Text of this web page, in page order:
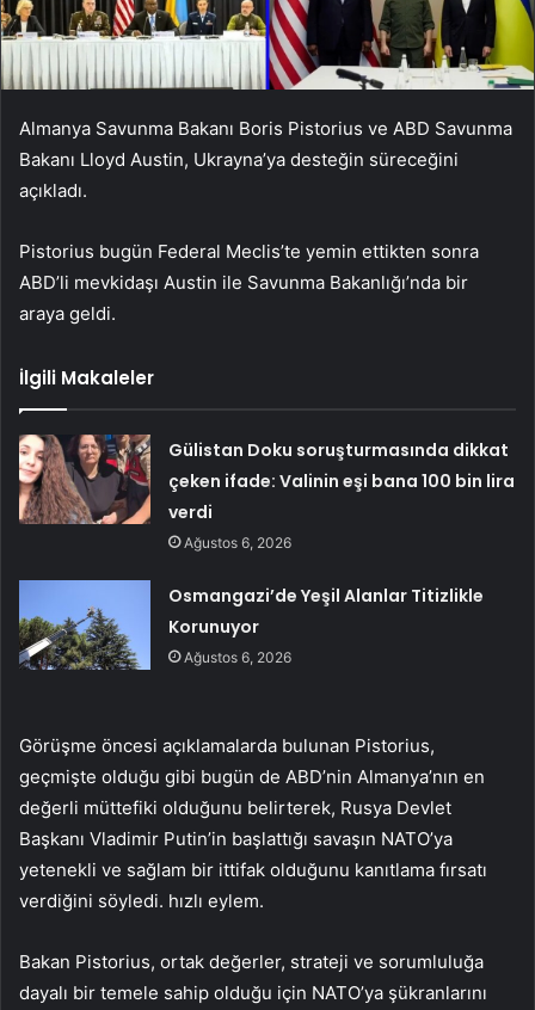
Almanya Savunma Bakanı Boris Pistorius ve ABD Savunma
Bakanı Lloyd Austin, Ukrayna’ya desteğin süreceğini
açıkladı.
Pistorius bugün Federal Meclis’te yemin ettikten sonra
ABD’li mevkidaşı Austin ile Savunma Bakanlığı’nda bir
araya geldi.
İlgili Makaleler
Gülistan Doku soruşturmasında dikkat
çeken ifade: Valinin eşi bana 100 bin lira
verdi
Ağustos 6, 2026
Osmangazi’de Yeşil Alanlar Titizlikle
Korunuyor
Ağustos 6, 2026
Görüşme öncesi açıklamalarda bulunan Pistorius,
geçmişte olduğu gibi bugün de ABD’nin Almanya’nın en
değerli müttefiki olduğunu belirterek, Rusya Devlet
Başkanı Vladimir Putin’in başlattığı savaşın NATO’ya
yetenekli ve sağlam bir ittifak olduğunu kanıtlama fırsatı
verdiğini söyledi. hızlı eylem.
Bakan Pistorius, ortak değerler, strateji ve sorumluluğa
dayalı bir temele sahip olduğu için NATO’ya şükranlarını